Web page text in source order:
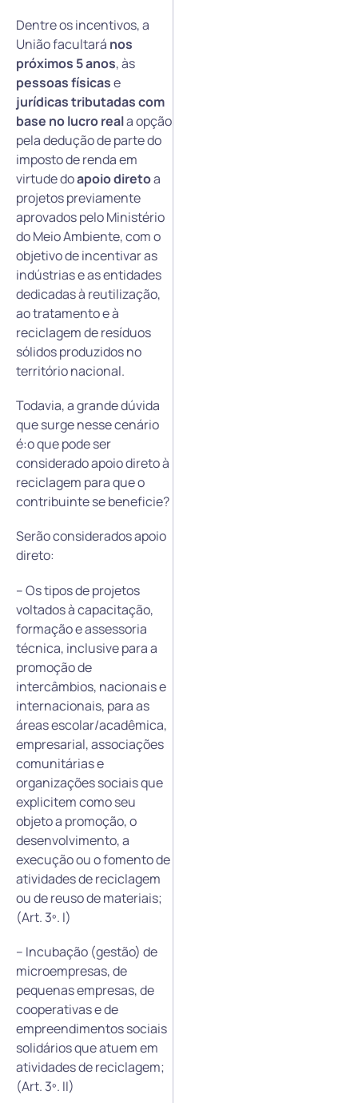
Dentre os incentivos, a
União facultará nos
próximos 5 anos, às
pessoas físicase
jurídicas tributadas com
base no lucro reala opção
pela dedução de parte do
imposto de renda em
virtude doapoio diretoa
projetos previamente
aprovados pelo Ministério
do Meio Ambiente, com o
objetivo de incentivar as
indústrias e as entidades
dedicadas à reutilização,
ao tratamento e à
reciclagem de resíduos
sólidos produzidos no
território nacional.
Todavia, a grande dúvida
que surge nesse cenário
é:o que pode ser
considerado apoio direto à
reciclagem para que o
contribuinte se beneficie?
Serão considerados apoio
direto:
– Os tipos de projetos
voltados à capacitação,
formação e assessoria
técnica, inclusive para a
promoção de
intercâmbios, nacionais e
internacionais, para as
áreas escolar/acadêmica,
empresarial, associações
comunitárias e
organizações sociais que
explicitem como seu
objeto a promoção, o
desenvolvimento, a
execução ou o fomento de
atividades de reciclagem
ou de reuso de materiais;
(Art. 3º. I)
– Incubação (gestão) de
microempresas, de
pequenas empresas, de
cooperativas e de
empreendimentos sociais
solidários que atuem em
atividades de reciclagem;
(Art. 3º. II)